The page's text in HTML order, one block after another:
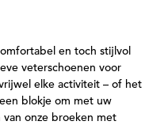
en toch stijlvol
veterschoenen voor
elke activiteit – of het
blokje om met uw
onze broeken met